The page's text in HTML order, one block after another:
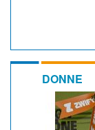
DONNE